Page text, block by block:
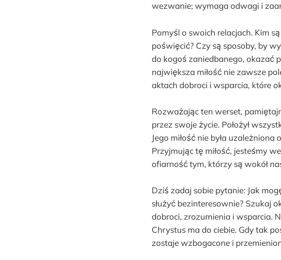
wezwanie; wymaga odwagi i
Pomyśl o swoich relacjach. Kim
poświęcić? Czy są sposoby, by
do kogoś zaniedbanego, okazać
największa miłość nie zawsze
aktach dobroci i wsparcia, które
Rozważając ten werset,
przez swoje życie. Położył
Jego miłość nie była
Przyjmując tę miłość, jesteśmy
ofiarność tym, którzy są wokół
Dziś zadaj sobie pytanie: Jak
służyć bezinteresownie? Szukaj
dobroci, zrozumienia i wsparcia.
Chrystus ma do ciebie. Gdy tak
zostaje wzbogacone i